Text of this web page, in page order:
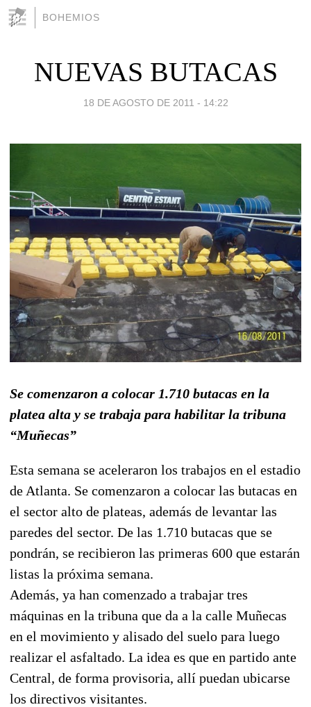
BOHEMIOS
NUEVAS BUTACAS
18 DE AGOSTO DE 2011 - 14:22
Se comenzaron a colocar 1.710 butacas en la
platea alta y se trabaja para habilitar la tribuna
“Muñecas”
Esta semana se aceleraron los trabajos en el estadio
de Atlanta. Se comenzaron a colocar las butacas en
el sector alto de plateas, además de levantar las
paredes del sector. De las 1.710 butacas que se
pondrán, se recibieron las primeras 600 que estarán
listas la próxima semana.
Además, ya han comenzado a trabajar tres
máquinas en la tribuna que da a la calle Muñecas
en el movimiento y alisado del suelo para luego
realizar el asfaltado. La idea es que en partido ante
Central, de forma provisoria, allí puedan ubicarse
los directivos visitantes.